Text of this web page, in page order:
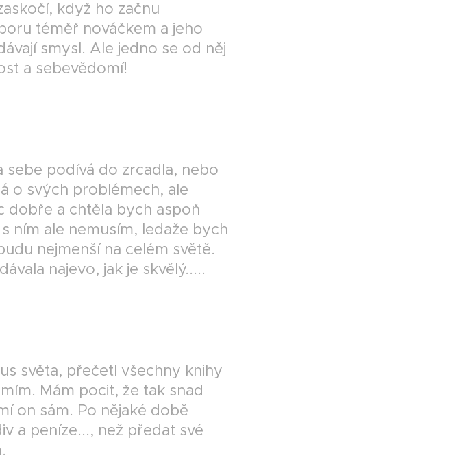
když ho začnu
téměř nováčkem a jeho
smysl. Ale jedno se od něj
a sebevědomí!
sebe podívá do zrcadla, nebo
o svých problémech, ale
dobře a chtěla bych aspoň
ním ale nemusím, ledaže bych
nejmenší na celém světě.
najevo, jak je skvělý.....
světa, přečetl všechny knihy
Mám pocit, že tak snad
on sám. Po nějaké době
a peníze..., než předat své